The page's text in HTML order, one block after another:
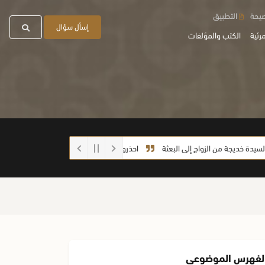
الكتب والمؤلفات
التطبيق
إسأل سؤال
من الزواج إلى البعثة
احذروا الغش أيها الطلاب
الموضوعي